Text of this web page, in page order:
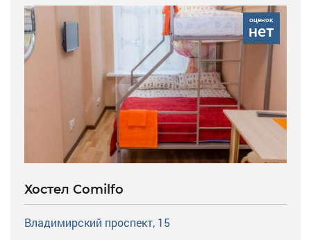
оценок
нет
Хостел Comilfo
Владимирский проспект, 15